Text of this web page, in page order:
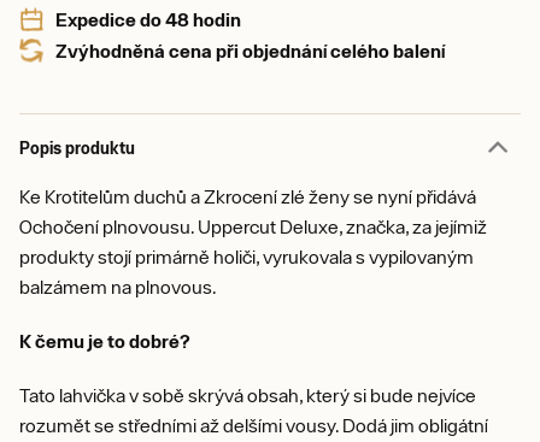
Expedice do 48 hodin
Zvýhodněná cena při objednání celého balení
Popis produktu
Ke Krotitelům duchů a Zkrocení zlé ženy se nyní přidává
Ochočení plnovousu. Uppercut Deluxe, značka, za jejímiž
produkty stojí primárně holiči, vyrukovala s vypilovaným
balzámem na plnovous.
K čemu je to dobré?
Tato lahvička v sobě skrývá obsah, který si bude nejvíce
rozumět se středními až delšími vousy. Dodá jim obligátní